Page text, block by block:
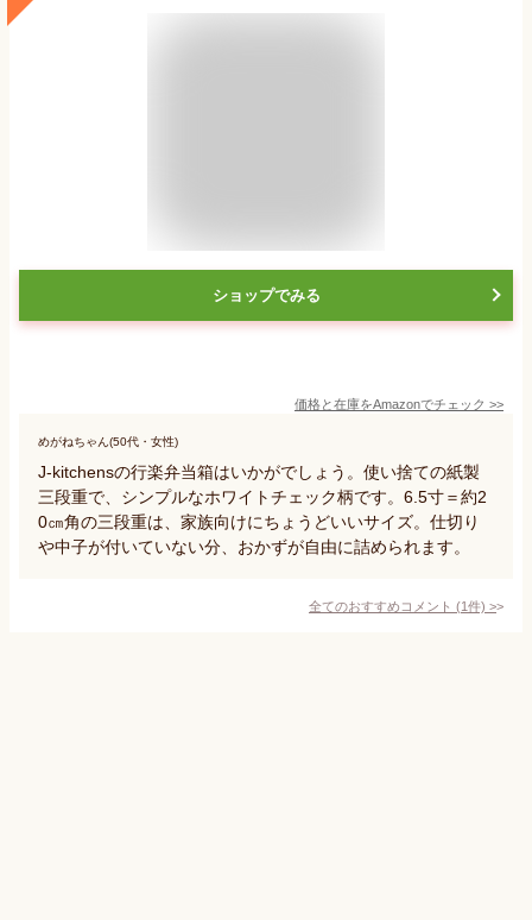
ショップでみる
価格と在庫をAmazonでチェック >>
めがねちゃん(50代・女性)
J-kitchensの行楽弁当箱はいかがでしょう。使い捨ての紙製
三段重で、シンプルなホワイトチェック柄です。6.5寸＝約2
0㎝角の三段重は、家族向けにちょうどいいサイズ。仕切り
や中子が付いていない分、おかずが自由に詰められます。
全てのおすすめコメント (1件) >